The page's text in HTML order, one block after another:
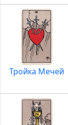
Тройка Мечей